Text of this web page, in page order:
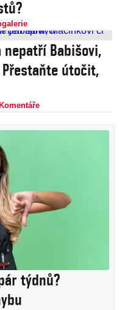
Babišovi,
útočit,
Komentáře
týdnů?